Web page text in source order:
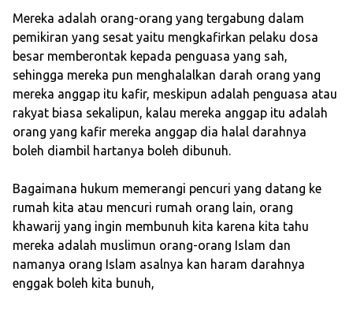
Mereka adalah orang-orang yang tergabung dalam
pemikiran yang sesat yaitu mengkafirkan pelaku dosa
besar memberontak kepada penguasa yang sah,
sehingga mereka pun menghalalkan darah orang yang
mereka anggap itu kafir, meskipun adalah penguasa atau
rakyat biasa sekalipun, kalau mereka anggap itu adalah
orang yang kafir mereka anggap dia halal darahnya
boleh diambil hartanya boleh dibunuh.
Bagaimana hukum memerangi pencuri yang datang ke
rumah kita atau mencuri rumah orang lain, orang
khawarij yang ingin membunuh kita karena kita tahu
mereka adalah muslimun orang-orang Islam dan
namanya orang Islam asalnya kan haram darahnya
enggak boleh kita bunuh,